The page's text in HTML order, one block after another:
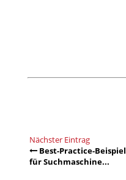
Nächster Eintrag
Best-Practice-Beispiel
für Suchmaschine...